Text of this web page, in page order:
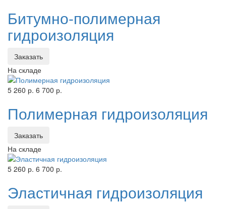
Битумно-полимерная
гидроизоляция
Заказать
На складе
5 260 р. 6 700 р.
Полимерная гидроизоляция
Заказать
На складе
5 260 р. 6 700 р.
Эластичная гидроизоляция